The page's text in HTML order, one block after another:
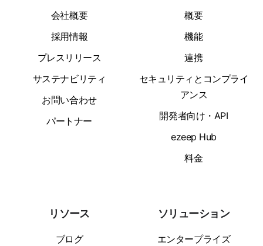
会社概要
採用情報
プレスリリース
サステナビリティ
お問い合わせ
パートナー
概要
機能
連携
セキュリティとコンプライ
アンス
開発者向け・API
ezeep Hub
料金
リソース
ブログ
ソリューション
エンタープライズ